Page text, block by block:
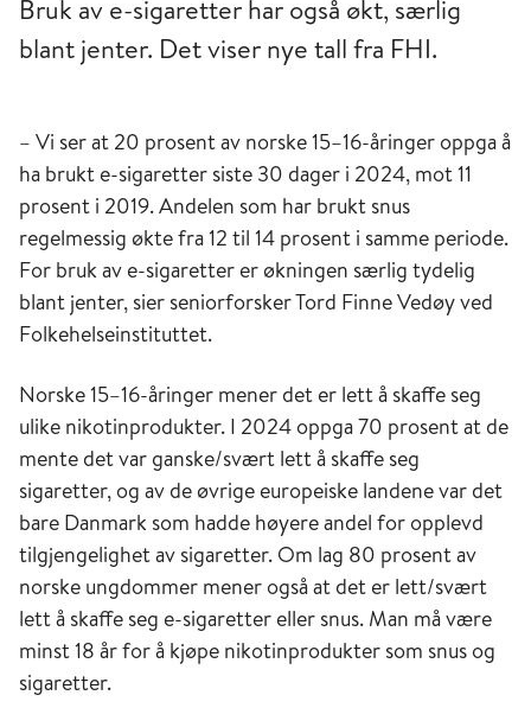
Bruk av e-sigaretter har også økt, særlig
blant jenter. Det viser nye tall fra FHI.
– Vi ser at 20 prosent av norske 15–16-åringer oppga å
ha brukt e-sigaretter siste 30 dager i 2024, mot 11
prosent i 2019. Andelen som har brukt snus
regelmessig økte fra 12 til 14 prosent i samme periode.
For bruk av e-sigaretter er økningen særlig tydelig
blant jenter, sier seniorforsker Tord Finne Vedøy ved
Folkehelseinstituttet.
Norske 15–16-åringer mener det er lett å skaffe seg
ulike nikotinprodukter. I 2024 oppga 70 prosent at de
mente det var ganske/svært lett å skaffe seg
sigaretter, og av de øvrige europeiske landene var det
bare Danmark som hadde høyere andel for opplevd
tilgjengelighet av sigaretter. Om lag 80 prosent av
norske ungdommer mener også at det er lett/svært
lett å skaffe seg e-sigaretter eller snus. Man må være
minst 18 år for å kjøpe nikotinprodukter som snus og
sigaretter.